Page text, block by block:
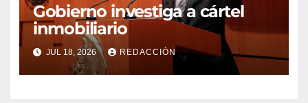
Gobierno investiga a cártel
inmobiliario
JUL 18, 2026 REDACCIÓN